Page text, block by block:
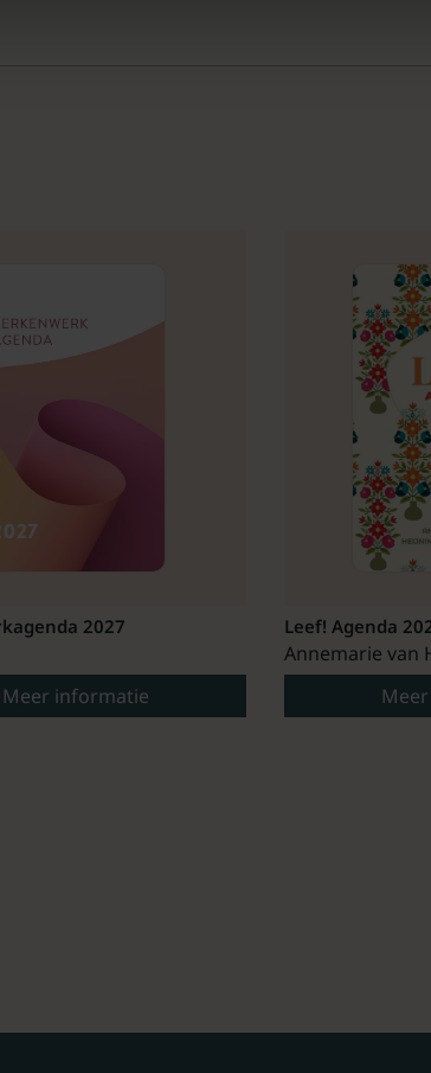
2027
Meer informatie
Leef! Agenda
Annemarie van